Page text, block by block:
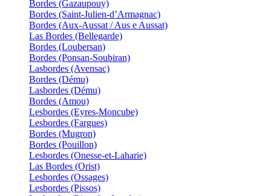
Bordes (Gazaupouy)
Bordes (Saint-Julien-d’Armagnac)
Bordes (Aux-Aussat / Aus e Aussat)
Las Bordes (Bellegarde)
Bordes (Loubersan)
Bordes (Ponsan-Soubiran)
Lasbordes (Avensac)
Bordes (Dému)
Lasbordes (Dému)
Bordes (Amou)
Lesbordes (Eyres-Moncube)
Lesbordes (Fargues)
Bordes (Mugron)
Bordes (Pouillon)
Lesbordes (Onesse-et-Laharie)
Las Bordes (Orist)
Lesbordes (Ossages)
Lesbordes (Pissos)